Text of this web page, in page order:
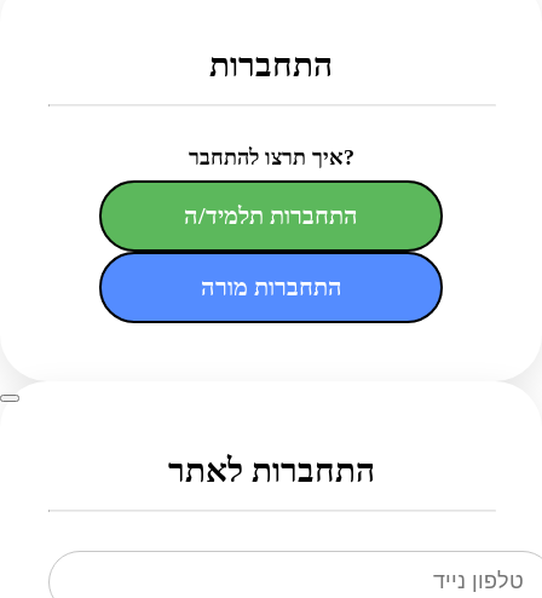
התחברות
איך תרצו להתחבר?
התחברות תלמיד/ה
התחברות מורה
התחברות לאתר